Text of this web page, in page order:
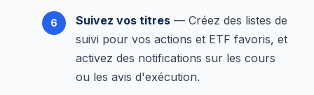
Suivez vos titres — Créez des listes de
suivi pour vos actions et ETF favoris, et
activez des notifications sur les cours
ou les avis d'exécution.